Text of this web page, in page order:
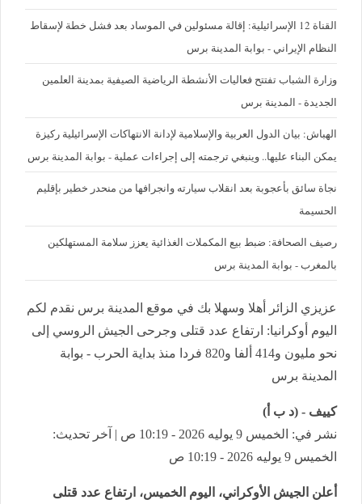
القناة 12 الإسرائيلية: إقالة مسئولين في الموساد بعد فشل خطة لإسقاط
النظام الإيراني - بوابة المدينة برس
وزارة الشباب تفتتح فعاليات الأنشطة الرياضية الصيفية بمدينة العلمين
الجديدة - المدينة برس
الهباش: بيان الدول العربية والإسلامية لإدانة الانتهاكات الإسرائيلية ركيزة
يمكن البناء عليها.. وينبغي ترجمته إلى إجراءات عملية - بوابة المدينة برس
نجاة سائق بأعجوبة بعد انقلاب سيارته وانجرافها من منحدر خطير بإقليم
الحسيمة
رصيف الصحافة: ضبط بيع المكملات الغذائية يعزز سلامة المستهلكين
بالمغرب - بوابة المدينة برس
عزيزي الزائر أهلا وسهلا بك في موقع المدينة برس نقدم لكم
اليوم أوكرانيا: ارتفاع عدد قتلى وجرحى الجيش الروسي إلى
نحو مليون و414 ألفا و820 فردا منذ بداية الحرب - بوابة
المدينة برس
كييف - (د ب أ)
نشر في: الخميس 9 يوليه 2026 - 10:19 ص | آخر تحديث:
الخميس 9 يوليه 2026 - 10:19 ص
أعلن الجيش الأوكراني، اليوم الخميس، ارتفاع عدد قتلى